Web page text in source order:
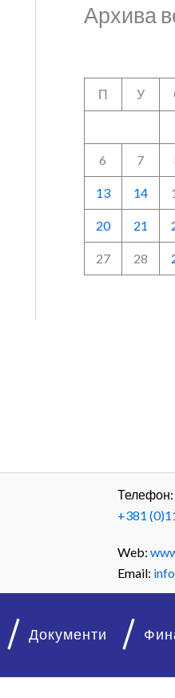
Документи
Архива
П
У
6 7
13 14
20 21
27 28
Телефон:
+381
Web:
Email: